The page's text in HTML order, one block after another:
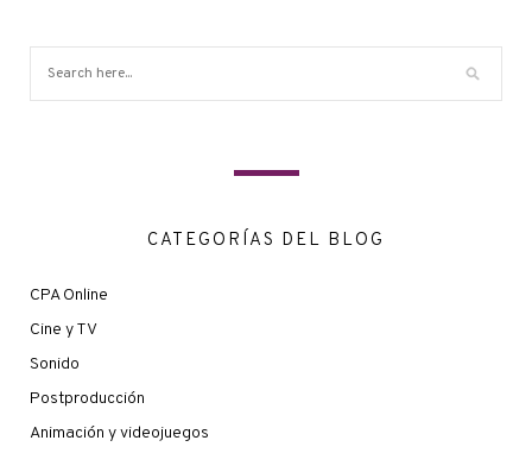
CATEGORÍAS DEL BLOG
CPA Online
Cine y TV
Sonido
Postproducción
Animación y videojuegos